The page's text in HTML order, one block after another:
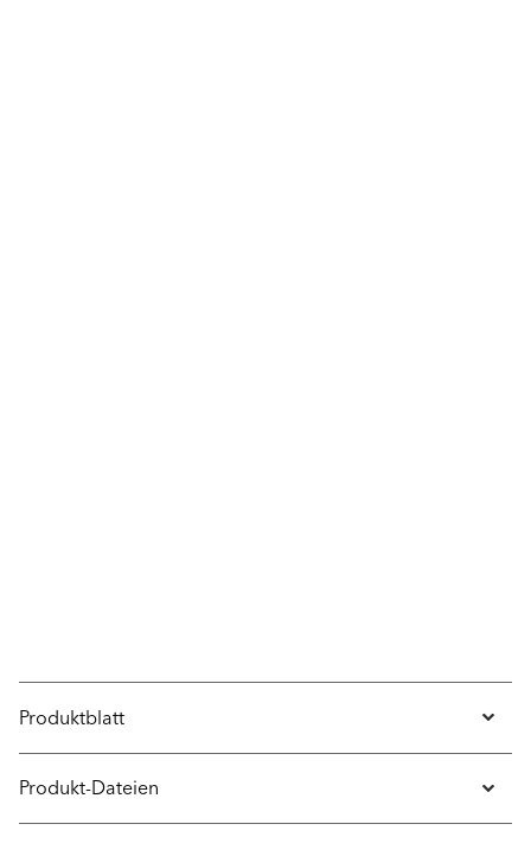
Produktblatt
Produkt-Dateien